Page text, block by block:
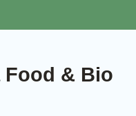
Food & Bio